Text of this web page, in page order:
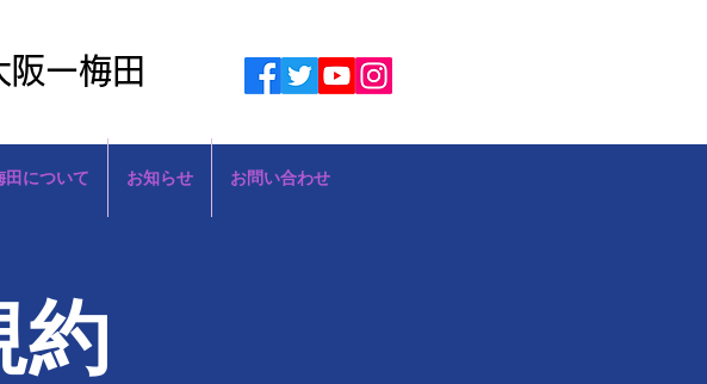
阪ー梅田
田について お知らせ お問い合わせ
約